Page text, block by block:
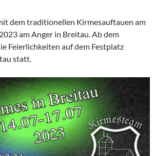
dem traditionellen Kirmesauftauen am
am Anger in Breitau. Ab dem
Feierlichkeiten auf dem Festplatz
statt.